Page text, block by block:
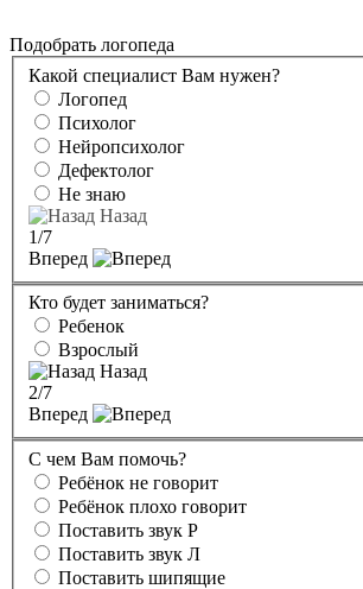
Подобрать логопеда
Какой специалист Вам нужен?
Логопед
Психолог
Нейропсихолог
Дефектолог
Не знаю
Назад
1/7
Вперед
Кто будет заниматься?
Ребенок
Взрослый
Назад
2/7
Вперед
С чем Вам помочь?
Ребёнок не говорит
Ребёнок плохо говорит
Поставить звук Р
Поставить звук Л
Поставить шипящие